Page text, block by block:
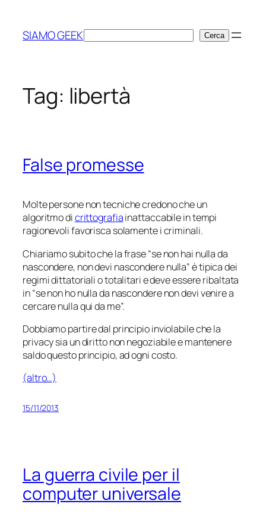
contenuto
SIAMO GEEKCerca Cerca
Tag: libertà
False promesse
Molte persone non tecniche credono che un
algoritmo dicrittografiainattaccabile in tempi
ragionevoli favorisca solamente i criminali.
Chiariamo subito che la frase “se non hai nulla da
nascondere, non devi nascondere nulla” è tipica dei
regimi dittatoriali o totalitari e deve essere ribaltata
in “se non ho nulla da nascondere non devi venire a
cercare nulla qui da me”.
Dobbiamo partire dal principio inviolabile che la
privacy sia un diritto non negoziabile e mantenere
saldo questo principio, ad ogni costo.
(altro…)
15/11/2013
La guerra civile per il
computer universale